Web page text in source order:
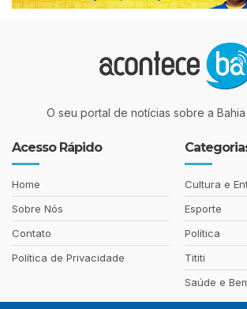
O seu portal de notícias sobre a
Acesso Rápido
Home
Sobre Nós
Contato
Política de Privacidade
Cultura e
Esporte
Política
Tititi
Saúde e